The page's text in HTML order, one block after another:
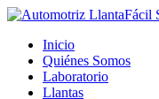
Skip
content
facebook
youtube
Inicio
Quiénes Somos
Laboratorio
Llantas